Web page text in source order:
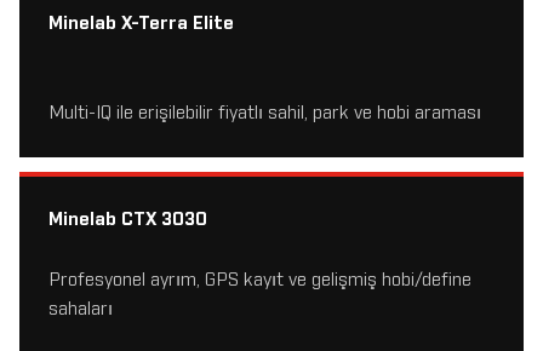
Minelab X-Terra Elite
Multi-IQ ile erişilebilir fiyatlı sahil, park ve hobi araması
Minelab CTX 3030
Profesyonel ayrım, GPS kayıt ve gelişmiş hobi/define
sahaları